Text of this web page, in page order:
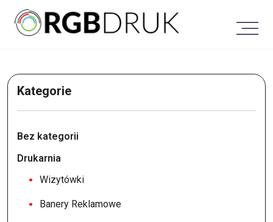
content
Kategorie
Bez kategorii
Drukarnia
Wizytówki
Banery Reklamowe